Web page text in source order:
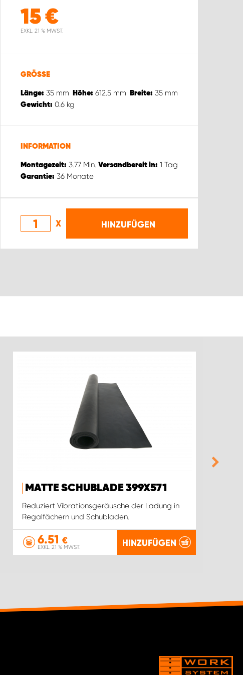
15€
EXKL. 21 % MWST.
GRÖSSE
Länge: 35 mm Höhe: 612.5 mm Breite: 35 mm
Gewicht: 0.6 kg
INFORMATION
Montagezeit: 3.77 Min. Versandbereit in: 1 Tag
Garantie: 36 Monate
X HINZUFÜGEN
MATTE SCHUBLADE 399X571
Reduziert Vibrationsgeräusche der Ladung in
Regalfächern und Schubladen.
6.51 €
EXKL. 21 % MWST. HINZUFÜGEN